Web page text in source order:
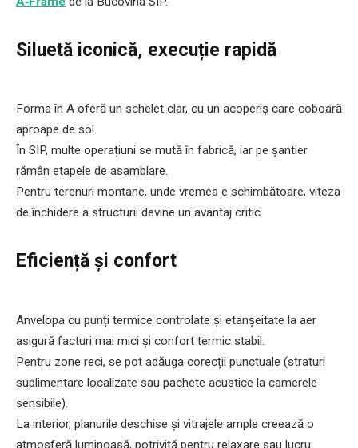
Siluetă iconică, execuție rapidă
Forma în A oferă un schelet clar, cu un acoperiș care coboară
aproape de sol.
În SIP, multe operațiuni se mută în fabrică, iar pe șantier
rămân etapele de asamblare.
Pentru terenuri montane, unde vremea e schimbătoare, viteza
de închidere a structurii devine un avantaj critic.
Eficiență și confort
Anvelopa cu punți termice controlate și etanșeitate la aer
asigură facturi mai mici și confort termic stabil.
Pentru zone reci, se pot adăuga corecții punctuale (straturi
suplimentare localizate sau pachete acustice la camerele
sensibile).
La interior, planurile deschise și vitrajele ample creează o
atmosferă luminoasă, potrivită pentru relaxare sau lucru